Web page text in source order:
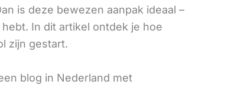
is deze bewezen aanpak ideaal –
In dit artikel ontdek je hoe
zijn gestart.
blog in Nederland met